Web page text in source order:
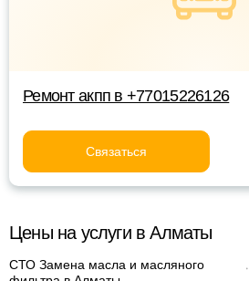
Ремонт акпп в +77015226126
Связаться
Цены на услуги в Алматы
СТО Замена масла и масляного